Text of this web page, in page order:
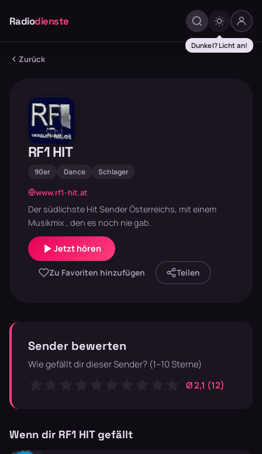
Radiodienste
Dunkel? Licht an!
Zurück
RF1 HIT
90er Dance Schlager
www.rf1-hit.at
Der südlichste Hit Sender Österreichs, mit einem
Musikmix , den es noch nie gab.
Jetzt hören
Zu Favoriten hinzufügen Teilen
Sender bewerten
Wie gefällt dir dieser Sender? (1–10 Sterne)
Ø 2,1 (12)
Wenn dir RF1 HIT gefällt